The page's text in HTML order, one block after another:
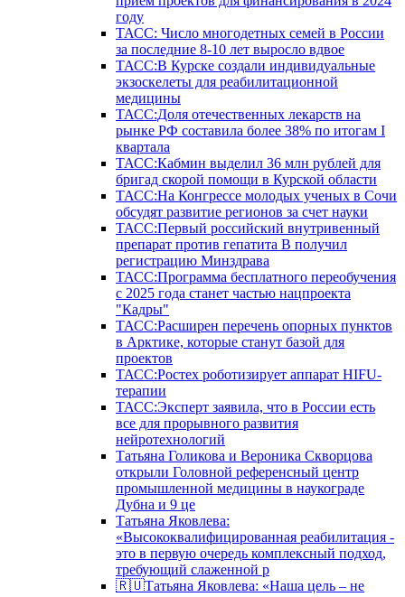
году
ТАСС: Число многодетных семей в России
за последние 8-10 лет выросло вдвое
ТАСС:В Курске создали индивидуальные
экзоскелеты для реабилитационной
медицины
ТАСС:Доля отечественных лекарств на
рынке РФ составила более 38% по итогам I
квартала
ТАСС:Кабмин выделил 36 млн рублей для
бригад скорой помощи в Курской области
ТАСС:На Конгрессе молодых ученых в Сочи
обсудят развитие регионов за счет науки
ТАСС:Первый российский внутривенный
препарат против гепатита В получил
регистрацию Минздрава
ТАСС:Программа бесплатного переобучения
с 2025 года станет частью нацпроекта
"Кадры"
ТАСС:Расширен перечень опорных пунктов
в Арктике, которые станут базой для
проектов
ТАСС:Ростех роботизирует аппарат HIFU-
терапии
ТАСС:Эксперт заявила, что в России есть
все для прорывного развития
нейротехнологий
Татьяна Голикова и Вероника Скворцова
открыли Головной референсный центр
промышленной медицины в наукограде
Дубна и 9 це
Татьяна Яковлева:
«Высококвалифицированная реабилитация -
это в первую очередь комплексный подход,
требующий слаженной р
🇷🇺Татьяна Яковлева: «Наша цель – не